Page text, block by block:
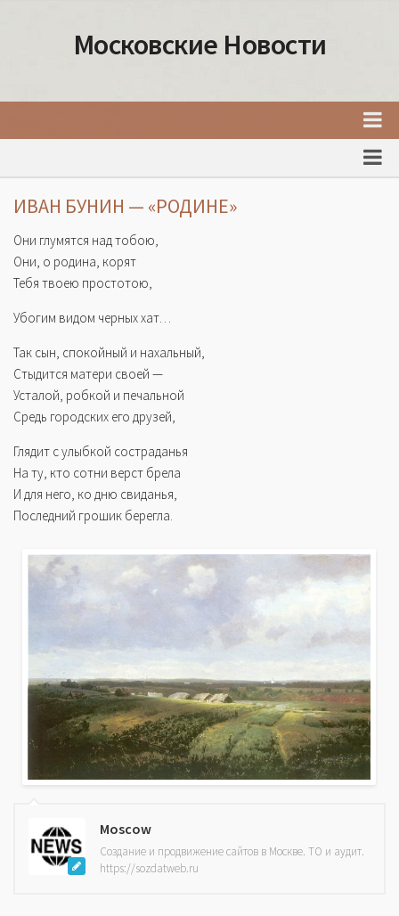
Московские Новости
Интересные места Москвы
Факты о Москве
Москва
Товары и услуги Москвы
ИВАН БУНИН — «РОДИНЕ»
Они глумятся над тобою,
Они, о родина, корят
Тебя твоею простотою,
Убогим видом черных хат…
Так сын, спокойный и нахальный,
Стыдится матери своей —
Усталой, робкой и печальной
Средь городских его друзей,
Глядит с улыбкой состраданья
На ту, кто сотни верст брела
И для него, ко дню свиданья,
Последний грошик берегла.
Moscow
Создание и продвижение сайтов в Москве. ТО и аудит.
https://sozdatweb.ru